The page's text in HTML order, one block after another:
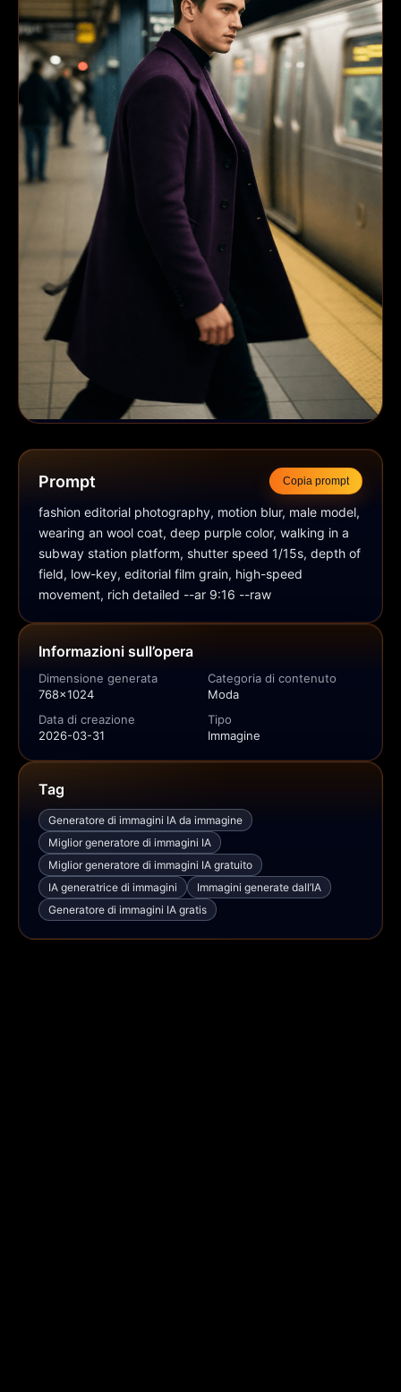
Prompt Copia prompt
fashion editorial photography, motion blur, male model,
wearing an wool coat, deep purple color, walking in a
subway station platform, shutter speed 1/15s, depth of
field, low-key, editorial film grain, high-speed
movement, rich detailed --ar 9:16 --raw
Informazioni sull’opera
Dimensione generata
768x1024
Categoria di contenuto
Moda
Data di creazione
2026-03-31
Tipo
Immagine
Tag
Generatore di immagini IA da immagine
Miglior generatore di immagini IA
Miglior generatore di immagini IA gratuito
IA generatrice di immagini
Immagini generate dall’IA
Generatore di immagini IA gratis